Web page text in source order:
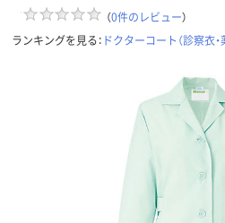
（0件のレビュー）
ランキングを見る： ドクターコート（診察衣・